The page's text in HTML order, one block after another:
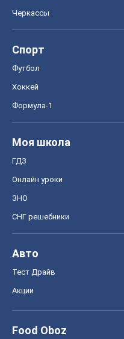
Черкассы
Спорт
Футбол
Хоккей
Формула-1
Моя школа
ГДЗ
Онлайн уроки
ЗНО
СНГ решебники
Авто
Тест Драйв
Акции
Food Oboz